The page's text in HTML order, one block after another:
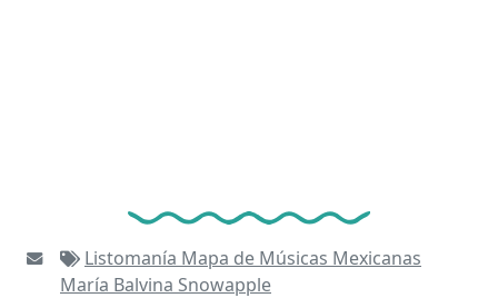
Listomanía Mapa de Músicas Mexicanas
María Balvina Snowapple